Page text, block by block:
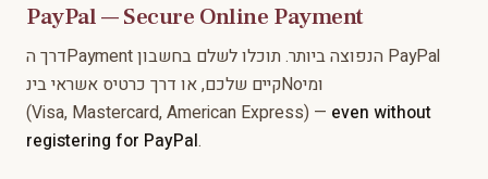
PayPal — Secure Online Payment
דרך הPayment הנפוצה ביותר. תוכלו לשלם בחשבון PayPal
קיים שלכם, או דרך כרטיס אשראי בינNoומי
(Visa, Mastercard, American Express) — even without
registering for PayPal.